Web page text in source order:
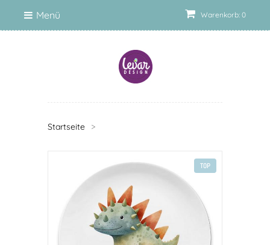
Warenkorb: 0
Menü
Startseite >
TOP